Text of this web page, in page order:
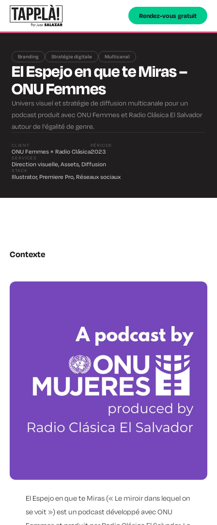
Rendez-vous gratuit
Branding Stratégie digitale Multicanal
El Espejo en que te Miras –
ONU Femmes
Univers visuel et stratégie de diffusion multicanale pour un
podcast produit avec ONU Femmes et Radio Clásica El Salvador
autour de l'égalité de genre.
CLIENT
ONU Femmes × Radio Clásica
PÉRIODE
2023
SERVICES
Direction visuelle, Assets, Diffusion
STACK
Illustrator, Premiere Pro, Réseaux sociaux
Contexte
El Espejo en que te Miras (« Le miroir dans lequel on
se voit ») est un podcast développé avec ONU